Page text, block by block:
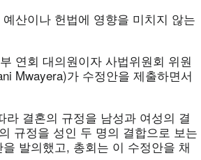
산이나 헌법에 영향을 미치지 않는
연회 대의원이자 사법위원회 위원
Mwayera)가 수정안을 제출하면서
결혼의 규정을 남성과 여성의 결
규정을 성인 두 명의 결합으로 보는
발의했고, 총회는 이 수정안을 채